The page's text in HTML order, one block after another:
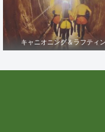
キャニオニング＆ラフティ